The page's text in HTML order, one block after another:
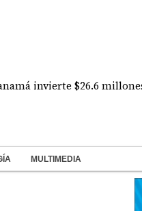
invierte $26.6 millones en
MULTIMEDIA